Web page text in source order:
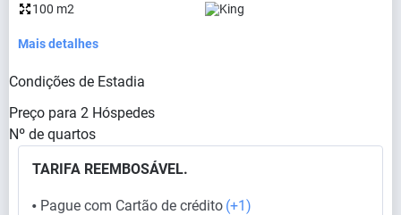
100 m2
King
Mais detalhes
Condições de Estadia
Preço para 2 Hóspedes
Nº de quartos
TARIFA REEMBOSÁVEL.
⬤ Pague com Cartão de crédito (+1)